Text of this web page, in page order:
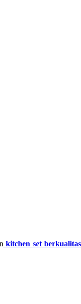
kitchen set berkualitas